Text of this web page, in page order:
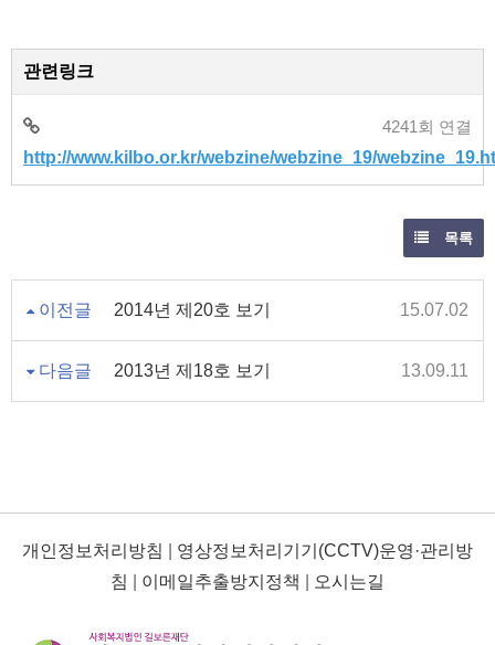
관련링크
http://www.kilbo.or.kr/webzine/webzine_19/
4241회 연결
목록
이전글 2014년 제20호 보기 15.07.02
다음글 2013년 제18호 보기 13.09.11
개인정보처리방침
영상정보처리기기(CCTV)운영·관리방
침
이메일추출방지정책 오시는길